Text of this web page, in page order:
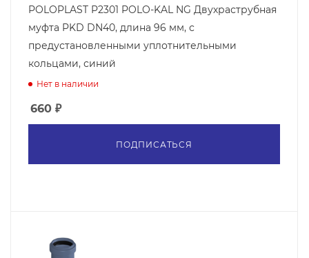
POLOPLAST P2301 POLO-KAL NG Двухраструбная
муфта PKD DN40, длина 96 мм, с
предустановленными уплотнительными
кольцами, синий
Нет в наличии
660 ₽
ПОДПИСАТЬСЯ